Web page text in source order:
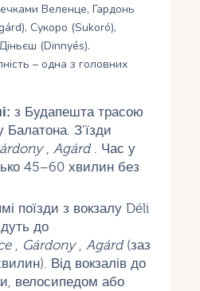
Веленце, Гардонь
Сукоро (Sukoró),
(Dinnyés).
– одна з головних
з Будапешта трасою
З’їзди
, Agárd. Час у
45–60 хвилин без
поїзди з вокзалу Déli
до
, Gárdony, Agárd(заз
Від вокзалів до
велосипедом або